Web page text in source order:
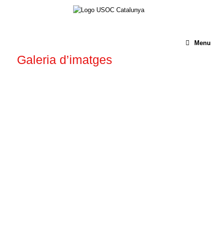
Menu
Galeria d’imatges